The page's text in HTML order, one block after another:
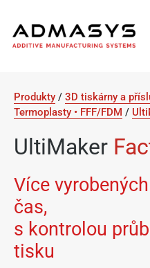
Produkty/ 3D tiskárny a
Termoplasty • FFF/FDM /
UltiMaker
Více
čas,
s kontrolou
tisku